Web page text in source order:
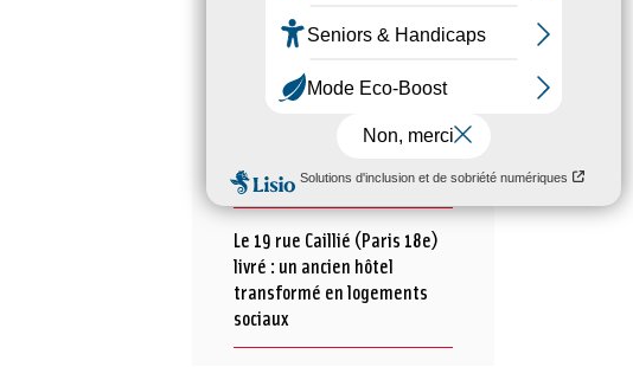
la Semaine de l'Innovation
participatives inaugurées au
Domaine de Beauregard !
Le 19 rue Caillié (Paris 18e)
livré : un ancien hôtel
transformé en logements
sociaux